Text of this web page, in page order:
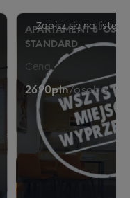
APARTAMENT 6-
STANDARD
Cena
2690pln/osoba